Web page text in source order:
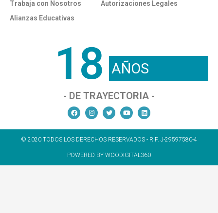
Trabaja con Nosotros
Autorizaciones Legales
Alianzas Educativas
18 AÑOS
- DE TRAYECTORIA -
© 2020 TODOS LOS DERECHOS RESERVADOS - RIF. J-29597580-4
POWERED BY WOODIGITAL360